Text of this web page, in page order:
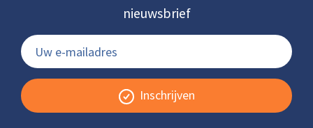
nieuwsbrief
Inschrijven